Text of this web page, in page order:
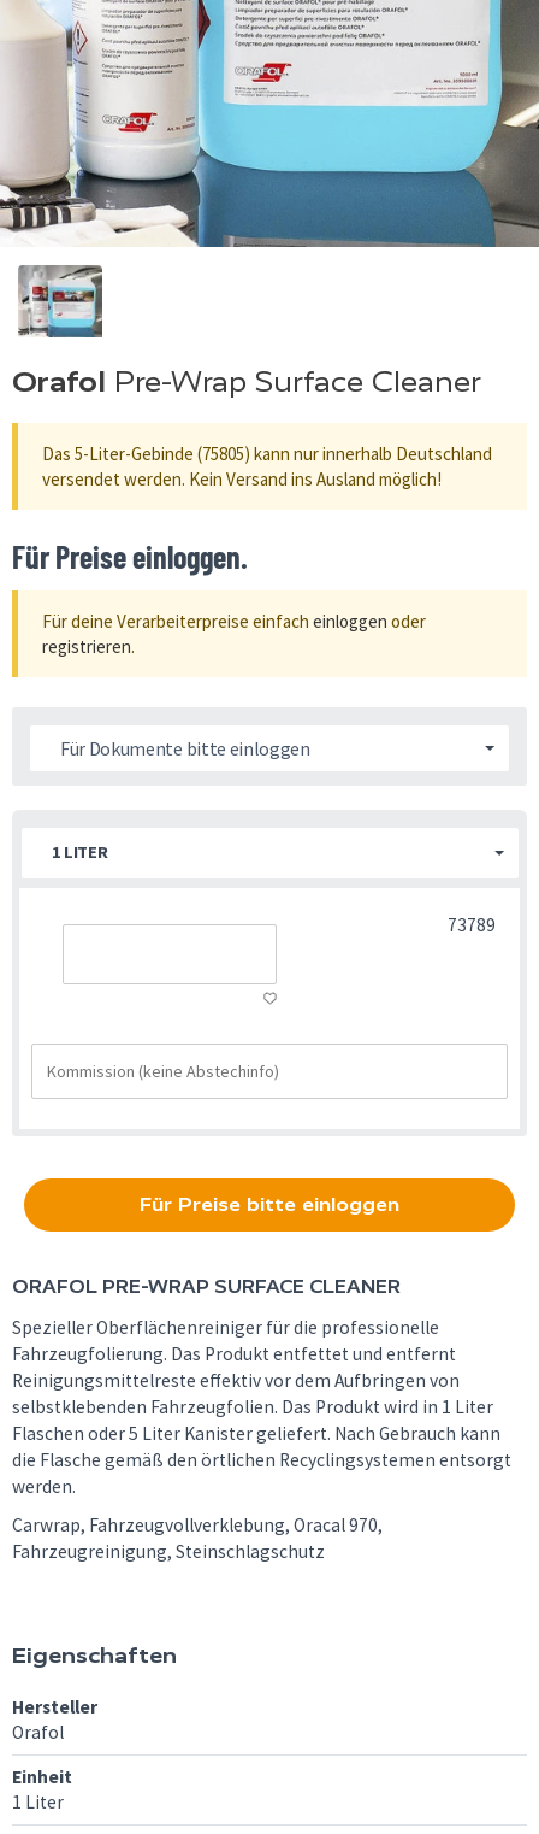
Orafol Pre-Wrap Surface Cleaner
Das 5-Liter-Gebinde (75805) kann nur innerhalb Deutschland
versendet werden. Kein Versand ins Ausland möglich!
Für Preise einloggen.
Für deine Verarbeiterpreise einfach einloggen oder
registrieren.
Für Dokumente bitte einloggen
1 LITER
73789
Für Preise bitte einloggen
ORAFOL PRE-WRAP SURFACE CLEANER
Spezieller Oberflächenreiniger für die professionelle
Fahrzeugfolierung. Das Produkt entfettet und entfernt
Reinigungsmittelreste effektiv vor dem Aufbringen von
selbstklebenden Fahrzeugfolien. Das Produkt wird in 1 Liter
Flaschen oder 5 Liter Kanister geliefert. Nach Gebrauch kann
die Flasche gemäß den örtlichen Recyclingsystemen entsorgt
werden.
Carwrap, Fahrzeugvollverklebung, Oracal 970,
Fahrzeugreinigung, Steinschlagschutz
Eigenschaften
Hersteller
Orafol
Einheit
1 Liter